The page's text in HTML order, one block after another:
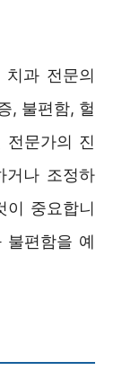
과 전문의
, 불편함, 헐
전문가의 진
거나 조정하
이 중요합니
불편함을 예